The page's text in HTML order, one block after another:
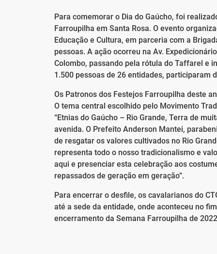
Para comemorar o Dia do Gaúcho, foi
Farroupilha em Santa Rosa. O evento
Educação e Cultura, em parceria com a
pessoas. A ação ocorreu na Av.
Colombo, passando pela rótula do Taffarel e
1.500 pessoas de 26 entidades, participaram
Os Patronos dos Festejos Farroupilha deste
O tema central escolhido pelo Movimento
“Etnias do Gaúcho – Rio Grande, Terra de
avenida. O Prefeito Anderson Mantei,
de resgatar os valores cultivados no Rio
representa todo o nosso tradicionalismo e
aqui e presenciar esta celebração aos
repassados de geração em geração”.
Para encerrar o desfile, os cavalarianos do
até a sede da entidade, onde aconteceu no
encerramento da Semana Farroupilha de